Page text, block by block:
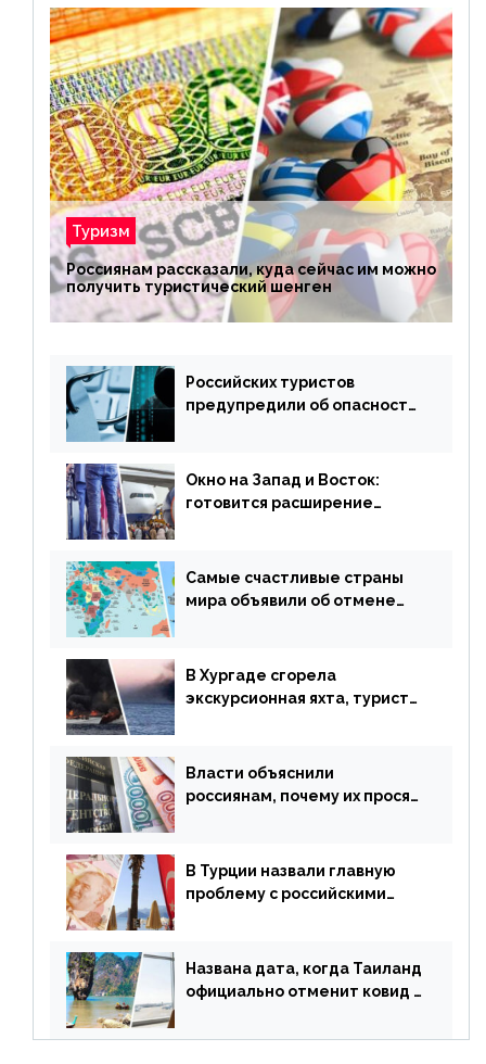
Туризм
Россиянам рассказали, куда сейчас им можно
получить туристический шенген
Российских туристов
предупредили об опасности
Окно на Запад и Восток:
готовится расширение
Самые счастливые страны
мира объявили об отмене
В Хургаде сгорела
экскурсионная яхта, туристы
Власти объяснили
россиянам, почему их просят
В Турции назвали главную
проблему с российскими
Названа дата, когда Таиланд
официально отменит ковид и